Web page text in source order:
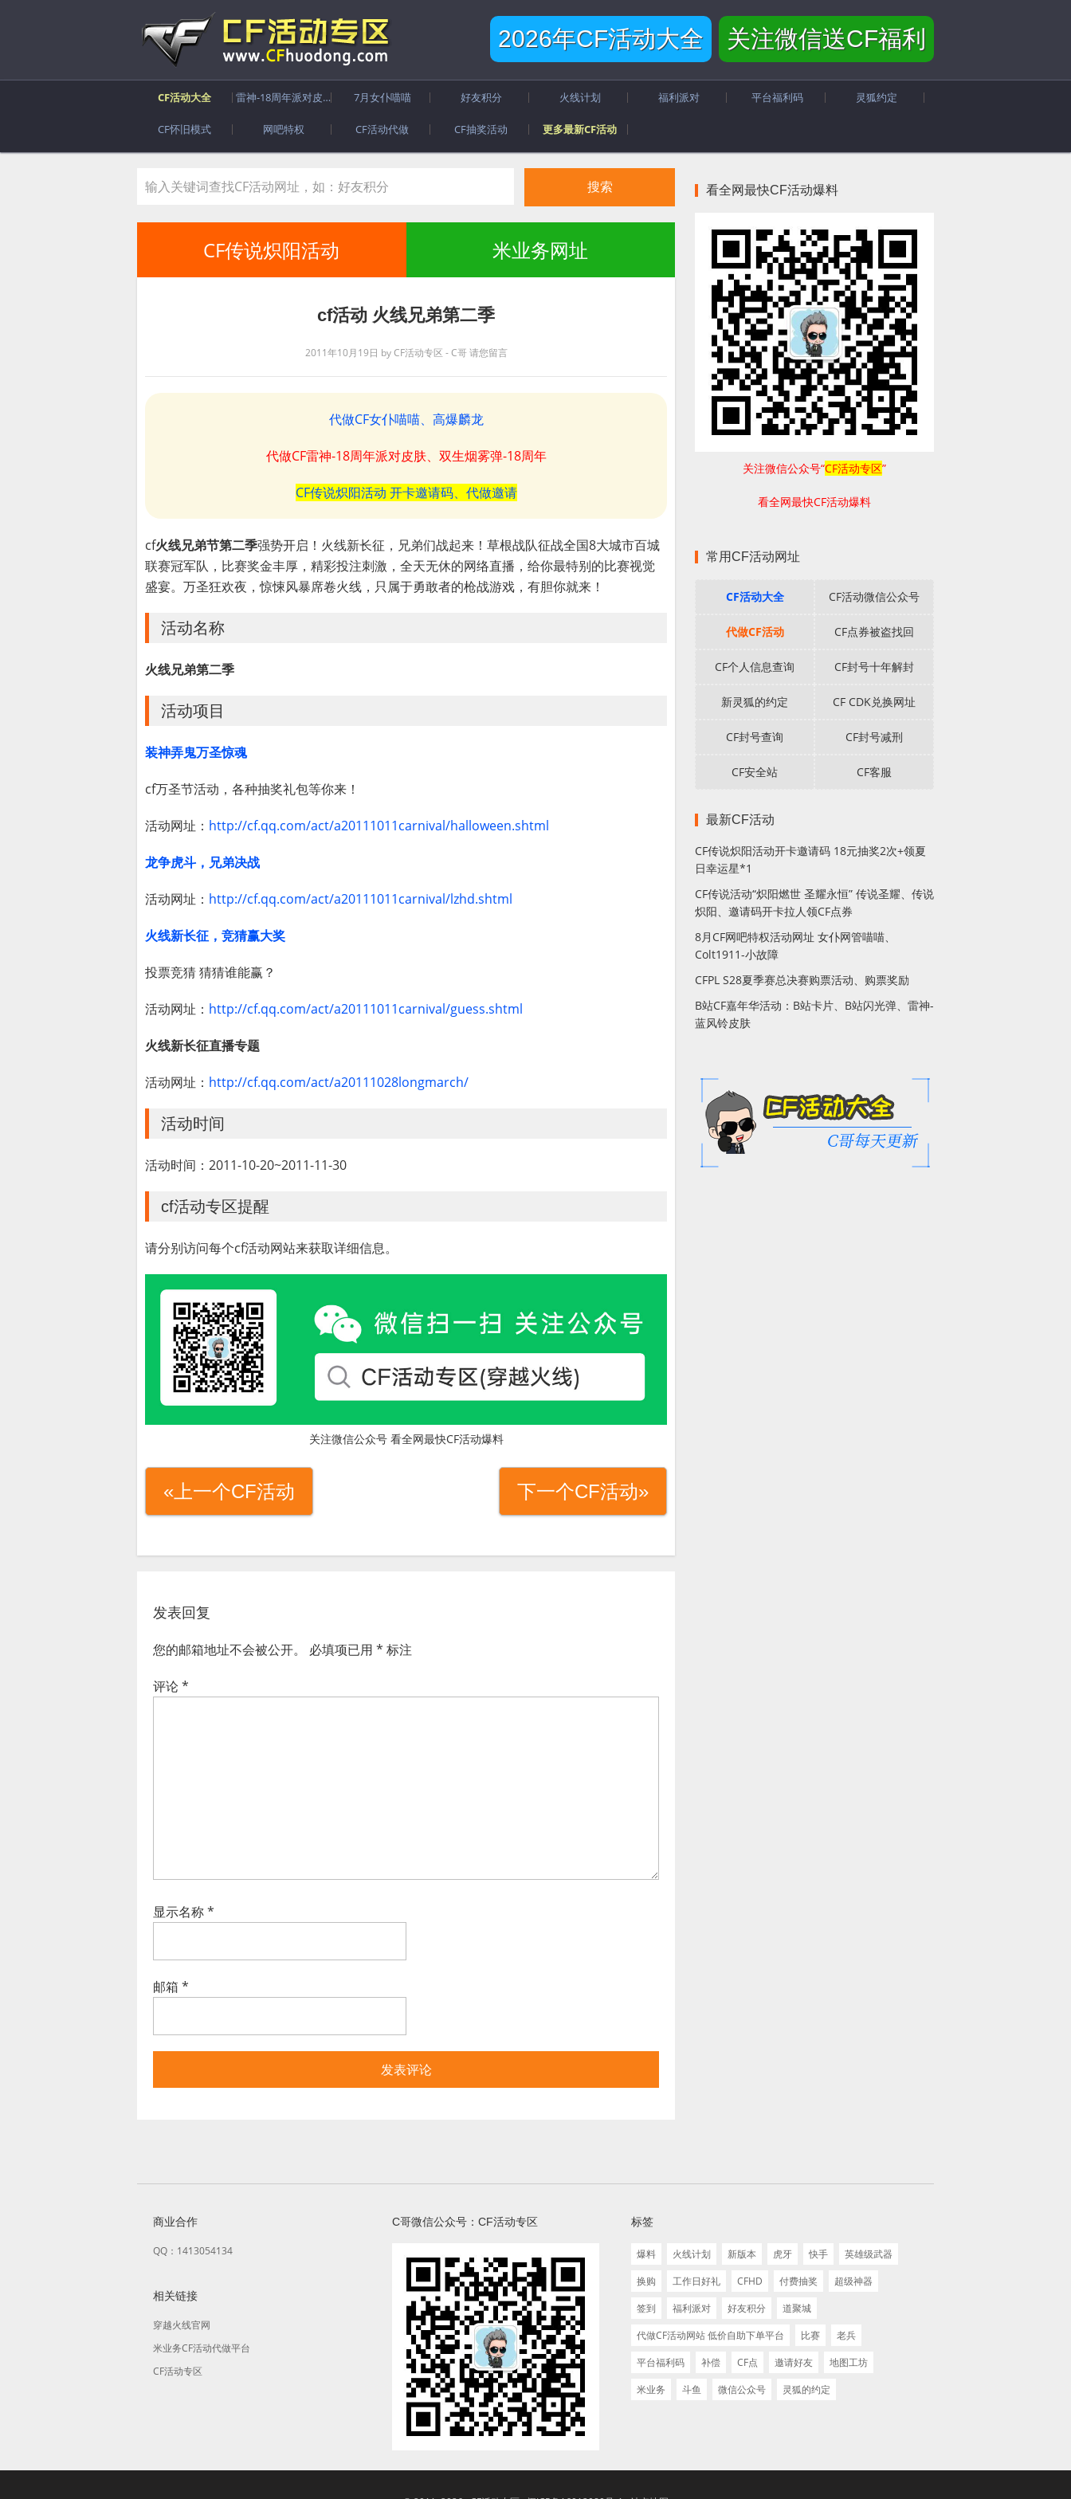
2026年CF活动大全 关注微信送CF福利
CF活动大全 雷神-18周年派对皮肤 7月女仆喵喵 好友积分 火线计划 福利派对 平台福利码 灵狐约定
CF怀旧模式 网吧特权 CF活动代做 CF抽奖活动 更多最新CF活动
CF传说炽阳活动 米业务网址
cf活动 火线兄弟第二季
2011年10月19日 byCF活动专区 - C哥 请您留言
代做CF女仆喵喵、高爆麟龙
代做CF雷神-18周年派对皮肤、双生烟雾弹-18周年
CF传说炽阳活动 开卡邀请码、代做邀请
cf火线兄弟节第二季强势开启！火线新长征，兄弟们战起来！草根战队征战全国8大城市百城
联赛冠军队，比赛奖金丰厚，精彩投注刺激，全天无休的网络直播，给你最特别的比赛视觉
盛宴。万圣狂欢夜，惊悚风暴席卷火线，只属于勇敢者的枪战游戏，有胆你就来！
活动名称
火线兄弟第二季
活动项目
装神弄鬼万圣惊魂
cf万圣节活动，各种抽奖礼包等你来！
活动网址： http://cf.qq.com/act/a20111011carnival/halloween.shtml
龙争虎斗，兄弟决战
活动网址： http://cf.qq.com/act/a20111011carnival/lzhd.shtml
火线新长征，竞猜赢大奖
投票竞猜 猜猜谁能赢？
活动网址： http://cf.qq.com/act/a20111011carnival/guess.shtml
火线新长征直播专题
活动网址： http://cf.qq.com/act/a20111028longmarch/
活动时间
活动时间：2011-10-20~2011-11-30
cf活动专区提醒
请分别访问每个cf活动网站来获取详细信息。
关注微信公众号 看全网最快CF活动爆料
«上一个CF活动 下一个CF活动»
发表回复
您的邮箱地址不会被公开。 必填项已用 * 标注
评论*
显示名称*
邮箱 *
看全网最快CF活动爆料
关注微信公众号“CF活动专区”
看全网最快CF活动爆料
常用CF活动网址
CF活动大全 CF活动微信公众号
代做CF活动 CF点券被盗找回
CF个人信息查询 CF封号十年解封
新灵狐的约定 CF CDK兑换网址
CF封号查询 CF封号减刑
CF安全站 CF客服
最新CF活动
CF传说炽阳活动开卡邀请码 18元抽奖2次+领夏
日幸运星*1
CF传说活动“炽阳燃世 圣耀永恒” 传说圣耀、传说
炽阳、邀请码开卡拉人领CF点券
8月CF网吧特权活动网址 女仆网管喵喵、
Colt1911-小故障
CFPL S28夏季赛总决赛购票活动、购票奖励
B站CF嘉年华活动：B站卡片、B站闪光弹、雷神-
蓝风铃皮肤
商业合作
QQ：1413054134
相关链接
穿越火线官网
米业务CF活动代做平台
CF活动专区
C哥微信公众号：CF活动专区 标签
爆料 火线计划 新版本 虎牙 快手
英雄级武器
换购
工作日好礼 CFHD 付费抽奖
超级神器
签到
福利派对 好友积分
道聚城
代做CF活动网站 低价自助下单平台
比赛
老兵
平台福利码
补偿 CF点 邀请好友
地图工坊
米业务
斗鱼 微信公众号 灵狐的约定